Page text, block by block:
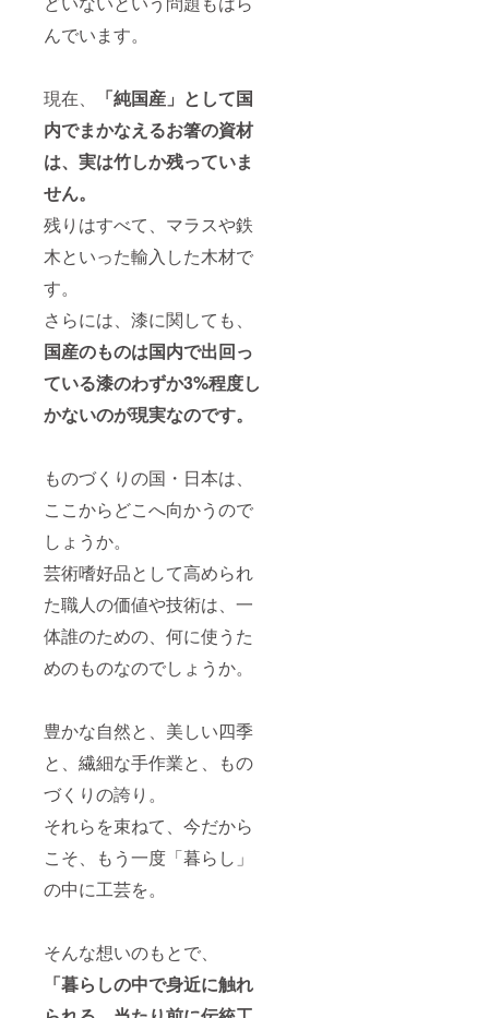
んでいます。
現在、
「純国産」として国
内でまかなえるお箸の資材
は、実は竹しか残っていま
せん。
残りはすべて、マラスや鉄
木といった輸入した木材で
す。
さらには、漆に関しても、
国産のものは国内で出回っ
ている漆のわずか3%程度し
かないのが現実なのです。
ものづくりの国・日本は、
ここからどこへ向かうので
しょうか。
芸術嗜好品として高められ
た職人の価値や技術は、一
体誰のための、何に使うた
めのものなのでしょうか。
豊かな自然と、美しい四季
と、繊細な手作業と、もの
づくりの誇り。
それらを束ねて、今だから
こそ、もう一度「暮らし」
の中に工芸を。
そんな想いのもとで、
「暮らしの中で身近に触れ